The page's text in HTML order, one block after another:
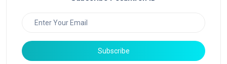
Subscribe